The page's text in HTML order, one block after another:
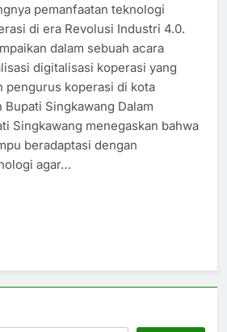
pemanfaatan teknologi
di era Revolusi Industri 4.0.
dalam sebuah acara
digitalisasi koperasi yang
pengurus koperasi di kota
Bupati Singkawang Dalam
Singkawang menegaskan bahwa
beradaptasi dengan
agar…